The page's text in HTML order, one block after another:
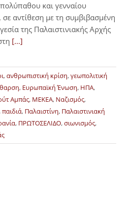
και γενναίου
αντίθεση με τη συμβιβασμένη
της Παλαιστινιακής Αρχής
[...]
,ανθρωπιστική κρίση,γεωπολιτική
, Ευρωπαϊκή Ένωση, ΗΠΑ,
Αμπάς, ΜΕΚΕΑ, Ναζισμός,
παιδιά, Παλαιστίνη, Παλαιστινιακή
, ΠΡΩΤΟΣΕΛΙΔΟ,σιωνισμός,